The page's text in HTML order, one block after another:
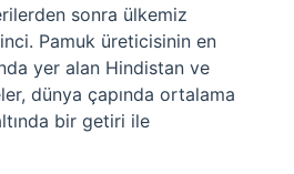
sonra ülkemiz
Pamuk üreticisinin en
yer alan Hindistan ve
dünya çapında ortalama
bir getiri ile